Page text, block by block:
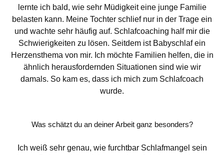
lernte ich bald, wie sehr Müdigkeit eine junge Familie
belasten kann. Meine Tochter schlief nur in der Trage ein
und wachte sehr häufig auf. Schlafcoaching half mir die
Schwierigkeiten zu lösen. Seitdem ist Babyschlaf ein
Herzensthema von mir. Ich möchte Familien helfen, die in
ähnlich herausfordernden Situationen sind wie wir
damals. So kam es, dass ich mich zum Schlafcoach
wurde.
Was schätzt du an deiner Arbeit ganz besonders?
Ich weiß sehr genau, wie furchtbar Schlafmangel sein